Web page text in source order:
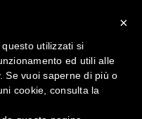
×
utilizzati si
ed utili alle
Se vuoi saperne di più o
cookie, consulta la